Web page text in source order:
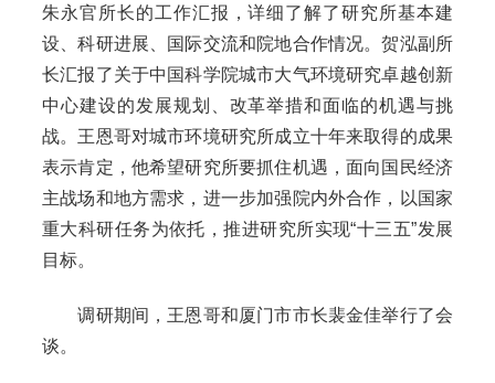
朱永官所长的工作汇报，详细了解了研究所基本建
设、科研进展、国际交流和院地合作情况。贺泓副所
长汇报了关于中国科学院城市大气环境研究卓越创新
中心建设的发展规划、改革举措和面临的机遇与挑
战。王恩哥对城市环境研究所成立十年来取得的成果
表示肯定，他希望研究所要抓住机遇，面向国民经济
主战场和地方需求，进一步加强院内外合作，以国家
重大科研任务为依托，推进研究所实现“十三五”发展
目标。
调研期间，王恩哥和厦门市市长裴金佳举行了会
谈。